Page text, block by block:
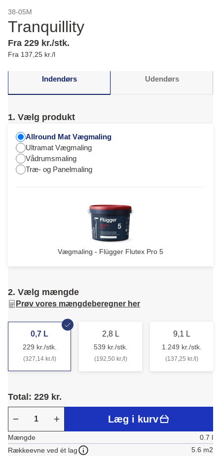
38-05M
Tranquillity
Fra 229 kr./stk.
Fra 137,25 kr./l
Indendørs Udendørs
1. Vælg produkt
Allround Mat Vægmaling
Ultramat Vægmaling
Vådrumsmaling
Træ- og Panelmaling
Vægmaling - Flügger Flutex Pro 5
2. Vælg mængde
Prøv vores mængdeberegner her
0,7 L
229 kr./stk.
(327,14 kr./l)
2,8 L
539 kr./stk.
(192,50 kr./l)
9,1 L
1.249 kr./stk.
(137,25 kr./l)
Total: 229 kr.
Læg i kurv
Mængde
0.7 l
Rækkeevne ved ét lag
5.6 m2